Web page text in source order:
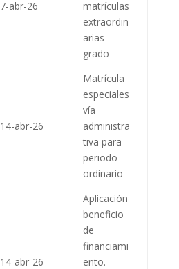
7-abr-26
matrículas
extraordin
arias
grado
14-abr-26
Matrícula
especiales
vía
administra
tiva para
periodo
ordinario
14-abr-26
Aplicación
beneficio
de
financiami
ento.